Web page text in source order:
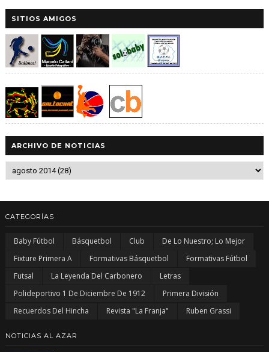
SITIOS AMIGOS
ARCHIVO DE NOTICIAS
CATEGORÍAS
Baby Fútbol Básquetbol Club
De Lo Nuestro; Lo Mejor
Fixture Primera A
Formativas Básquetbol
Formativas Fútbol
Futsal
La Leyenda Del Carbonero
Letras
Polideportivo 1 De Diciembre De 1912
Primera División
Recuerdos Del Hincha
Revista "La Franja" Ruben Grassi
NOTICIAS AL AZAR